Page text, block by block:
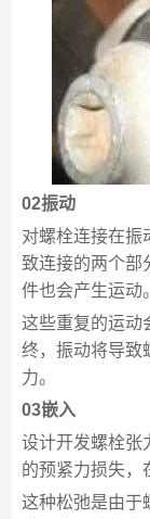
02振动
对螺栓连接在振
致连接的两个部
件也会产生运动。
这些重复的运动
终，振动将导致
力。
03嵌入
设计开发螺栓张
的预紧力损失，
这种松弛是由于